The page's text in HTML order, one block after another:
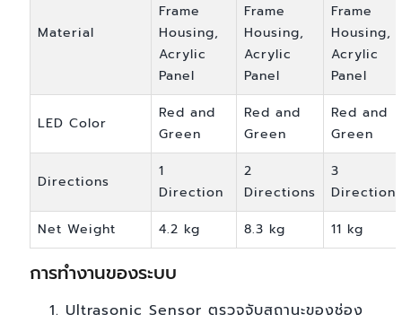
Material
Frame
Housing,
Acrylic
Panel
Frame
Housing,
Acrylic
Panel
Frame
Housing,
Acrylic
Panel
LED Color
Red and
Green
Red and
Green
Red and
Green
Directions
1
Direction
2
Directions
3
Directions
Net Weight
4.2 kg 8.3 kg 11 kg
การทำงานของระบบ
Ultrasonic Sensor ตรวจจับสถานะของช่อง